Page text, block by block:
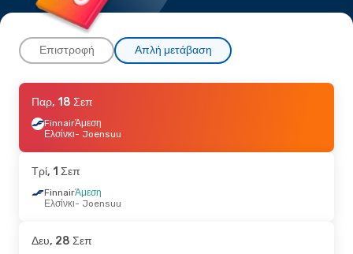
Επιστροφή Απλή μετάβαση
Παρ, 18 Σεπ
FinnairΆμεση
Ελσίνκι- Joensuu
Joensuu- Ελσίνκι
Δευ, 24 Αυγ- Παρ, 28 Αυγ
Finnair1 Στάση
Joensuu- Θεσσαλονίκη
Παρ, 18 Σεπ
FinnairΆμεση
Ελσίνκι- Joensuu
Τρί, 1 Σεπ
FinnairΆμεση
Ελσίνκι- Joensuu
Δευ, 28 Σεπ